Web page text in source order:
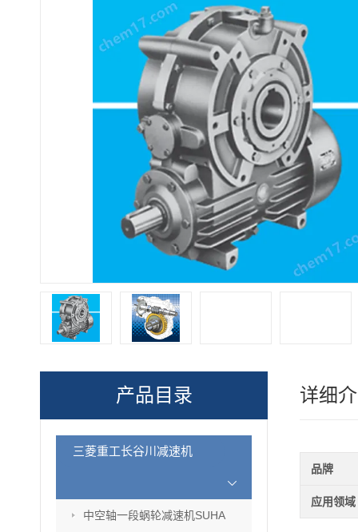
产品目录
三菱重工长谷川减速机
中空轴一段蜗轮减速机SUHA
详细
品牌
应用领域